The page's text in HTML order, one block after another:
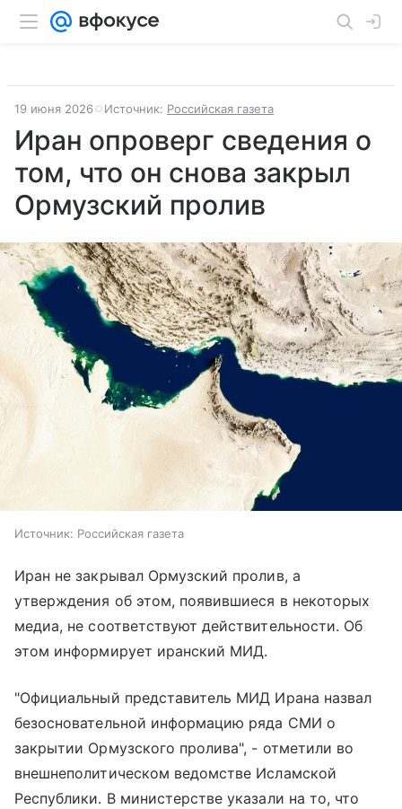
19 июня 2026 Источник: Российская газета
Иран опроверг сведения о
том, что он снова закрыл
Ормузский пролив
Источник: Российская газета
Иран не закрывал Ормузский пролив, а
утверждения об этом, появившиеся в некоторых
медиа, не соответствуют действительности. Об
этом информирует иранский МИД.
"Официальный представитель МИД Ирана назвал
безосновательной информацию ряда СМИ о
закрытии Ормузского пролива", - отметили во
внешнеполитическом ведомстве Исламской
Республики. В министерстве указали на то, что